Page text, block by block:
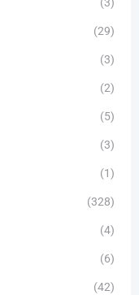
(29)
(3)
(2)
(5)
(3)
(1)
(328)
(4)
(6)
(42)